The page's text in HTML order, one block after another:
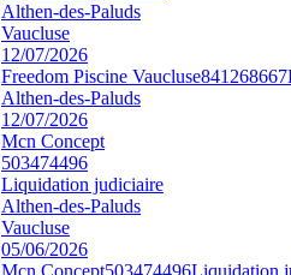
Althen-des-Paluds
Vaucluse
12/07/2026
Freedom Piscine Vaucluse841268667
Althen-des-Paluds
12/07/2026
Mcn Concept
503474496
Liquidation judiciaire
Althen-des-Paluds
Vaucluse
05/06/2026
Mcn Concept503474496Liquidation